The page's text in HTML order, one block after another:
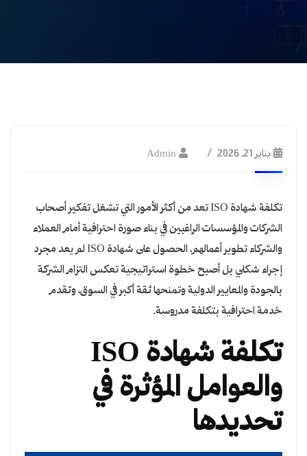
يناير 21, 2026 Admin
تكلفة شهادة ISO تعد من أكثر الأمور التي تشغل تفكير أصحاب
الشركات والمؤسسات الراغبين في بناء صورة احترافية أمام العملاء
والشركاء تطوير أعمالهم، الحصول على شهادة ISO لم يعد مجرد
إجراء شكلي بل أصبح خطوة استراتيجية تعكس التزام الشركة
بالجودة والمعايير الدولية وتمنحها ثقة أكبر في السوق، وتقدم
خدمة احترافية بتكلفة مدروسة.
تكلفة شهادة ISO
والعوامل المؤثرة في
تحديدها